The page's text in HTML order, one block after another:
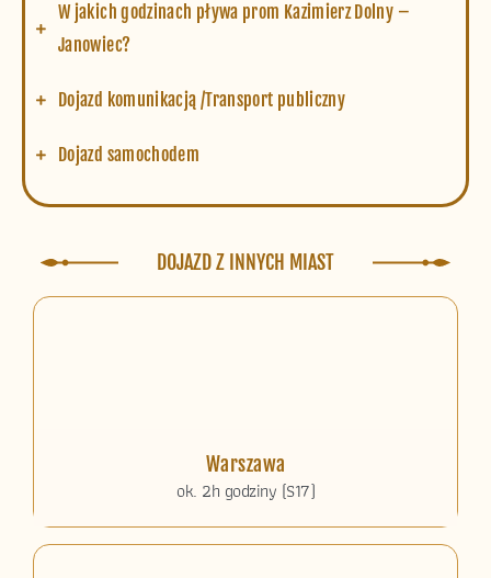
W jakich godzinach pływa prom Kazimierz Dolny –
Janowiec?
Dojazd komunikacją /Transport publiczny
Dojazd samochodem
DOJAZD Z INNYCH MIAST
Warszawa
ok. 2h godziny (S17)